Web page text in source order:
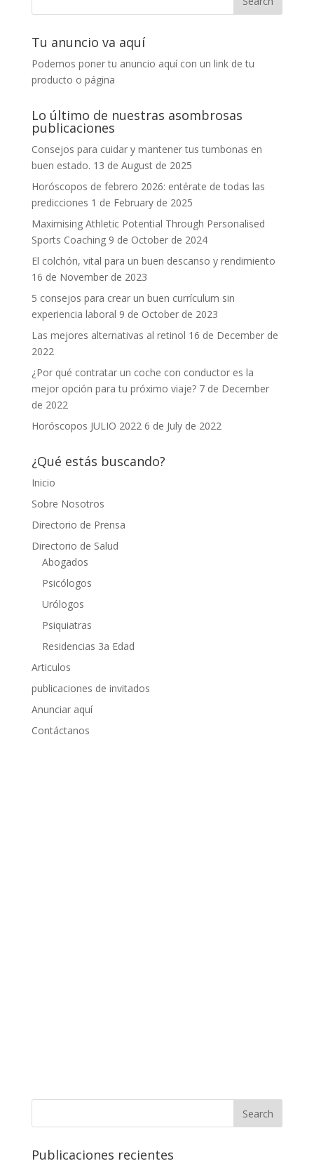
Tu anuncio va aquí
Podemos poner tu anuncio aquí con un link de tu
producto o página
Lo último de nuestras asombrosas
publicaciones
Consejos para cuidar y mantener tus tumbonas en
buen estado. 13 de August de 2025
Horóscopos de febrero 2026: entérate de todas las
predicciones 1 de February de 2025
Maximising Athletic Potential Through Personalised
Sports Coaching 9 de October de 2024
El colchón, vital para un buen descanso y rendimiento
16 de November de 2023
5 consejos para crear un buen currículum sin
experiencia laboral 9 de October de 2023
Las mejores alternativas al retinol 16 de December de
2022
¿Por qué contratar un coche con conductor es la
mejor opción para tu próximo viaje? 7 de December
de 2022
Horóscopos JULIO 2022 6 de July de 2022
¿Qué estás buscando?
Inicio
Sobre Nosotros
Directorio de Prensa
Directorio de Salud
Abogados
Psicólogos
Urólogos
Psiquiatras
Residencias 3a Edad
Articulos
publicaciones de invitados
Anunciar aquí
Contáctanos
Publicaciones recientes